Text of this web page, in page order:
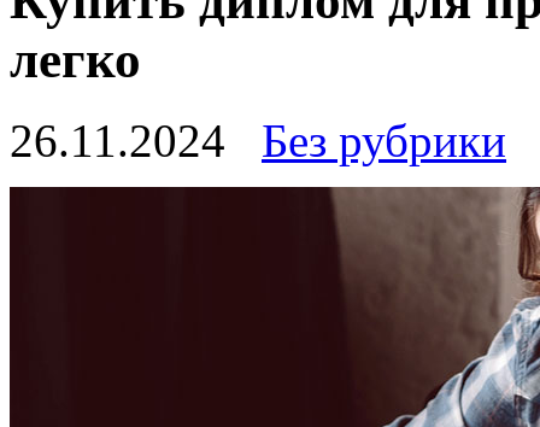
легко
26.11.2024 Без рубрики